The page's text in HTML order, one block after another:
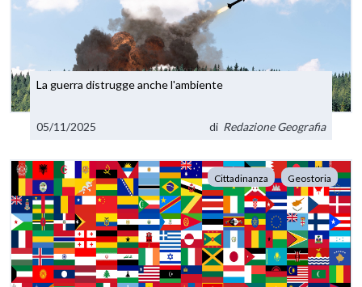
La guerra distrugge anche l'ambiente
05/11/2025 di Redazione Geografia
Cittadinanza Geostoria